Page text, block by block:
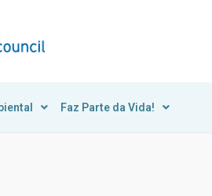
Faz Parte da Vida!